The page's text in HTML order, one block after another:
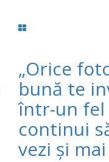
„Orice
bună te
într-un fel
continui
vezi și